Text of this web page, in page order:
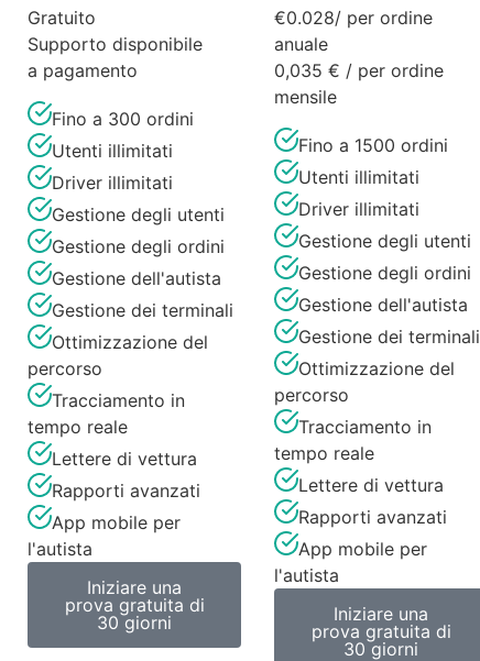
Gratuito
Supporto disponibile
a pagamento
Fino a 300 ordini
Utenti illimitati
Driver illimitati
Gestione degli utenti
Gestione degli ordini
Gestione dell'autista
Gestione dei terminali
Ottimizzazione del
percorso
Tracciamento in
tempo reale
Lettere di vettura
Rapporti avanzati
App mobile per
l'autista
Iniziare una
prova gratuita di
30 giorni
€0.028/ per ordine
anuale
0,035 € / per ordine
mensile
Fino a 1500 ordini
Utenti illimitati
Driver illimitati
Gestione degli utenti
Gestione degli ordini
Gestione dell'autista
Gestione dei terminali
Ottimizzazione del
percorso
Tracciamento in
tempo reale
Lettere di vettura
Rapporti avanzati
App mobile per
l'autista
Iniziare una
prova gratuita di
30 giorni